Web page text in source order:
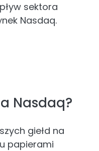
sektora
Nasdaq.
Nasdaq?
giełd na
papierami